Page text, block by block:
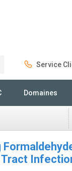
Service
Domaines